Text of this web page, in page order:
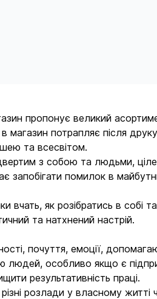
пропонує великий
потрапляє після друку
та всесвітом.
з собою та людьми,
запобігати помилок в
вчать, як розібратись в собі
та натхнений настрій.
почуття, емоції,
людей, особливо якщо є
результативність праці.
розлади у власному житті